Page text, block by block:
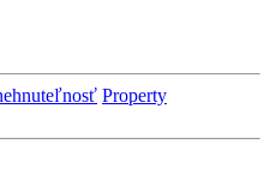
Property